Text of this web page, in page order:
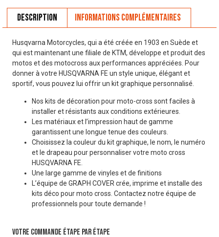
Description Informations complémentaires
Husqvarna Motorcycles, qui a été créée en 1903 en Suède et
qui est maintenant une filiale de KTM, développe et produit des
motos et des motocross aux performances appréciées. Pour
donner à votre HUSQVARNA FE un style unique, élégant et
sportif, vous pouvez lui offrir un kit graphique personnalisé.
Nos kits de décoration pour moto-cross sont faciles à
installer et résistants aux conditions extérieures.
Les matériaux et l’impression haut de gamme
garantissent une longue tenue des couleurs.
Choisissez la couleur du kit graphique, le nom, le numéro
et le drapeau pour personnaliser votre moto cross
HUSQVARNA FE.
Une large gamme de vinyles et de finitions
L’équipe de GRAPH COVER crée, imprime et installe des
kits déco pour moto cross. Contactez notre équipe de
professionnels pour toute demande !
VOTRE COMMANDE ÉTAPE PAR ÉTAPE